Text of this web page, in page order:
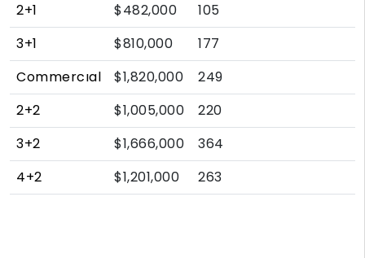
2+1 $482,000
105
3+1
$810,000
177
Commercıal
$1,820,000
249
2+2
$1,005,000
220
3+2
$1,666,000
364
4+2
$1,201,000 263